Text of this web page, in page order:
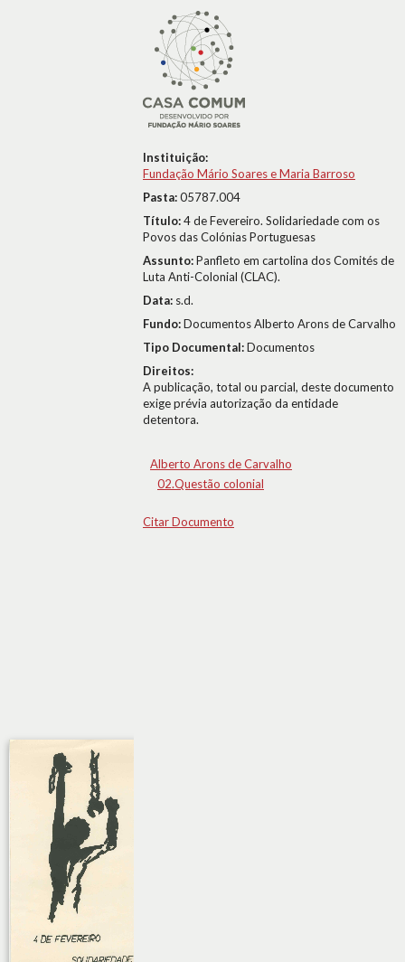
Instituição:
Fundação Mário Soares e Maria Barroso
Pasta:05787.004
Título:4 de Fevereiro. Solidariedade com os
Povos das Colónias Portuguesas
Assunto:Panfleto em cartolina dos Comités de
Luta Anti-Colonial (CLAC).
Data: s.d.
Fundo:Documentos Alberto Arons de Carvalho
Tipo Documental:Documentos
Direitos:
A publicação, total ou parcial, deste documento
exige prévia autorização da entidade
detentora.
Alberto Arons de Carvalho
02.Questão colonial
Citar Documento